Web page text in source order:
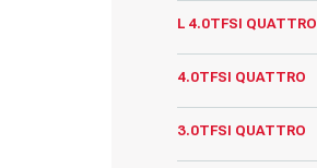
L 4.0TFSI QUATTRO
4.0TFSI QUATTRO
3.0TFSI QUATTRO